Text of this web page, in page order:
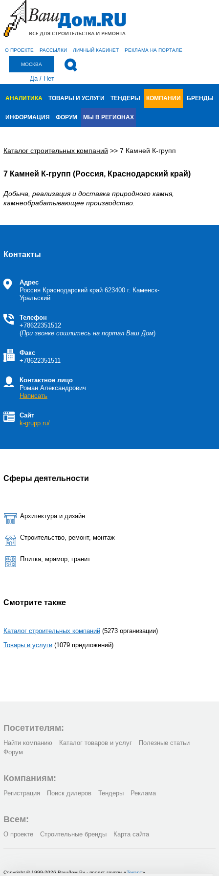
О ПРОЕКТЕ РАССЫЛКИ ЛИЧНЫЙ КАБИНЕТ РЕКЛАМА НА ПОРТАЛЕ
МОСКВА
Да/ Нет
АНАЛИТИКА ТОВАРЫ И УСЛУГИ ТЕНДЕРЫ КОМПАНИИ БРЕНДЫ
ИНФОРМАЦИЯ ФОРУМ МЫ В РЕГИОНАХ
Каталог строительных компаний >> 7 Камней К-групп
7 Камней К-групп (Россия, Краснодарский край)
Добыча, реализация и доставка природного камня,
камнеобрабатывающее производство.
Контакты
Адрес
Россия Краснодарский край 623400 г. Каменск-
Уральский
Телефон
+78622351512
(При звонке сошлитесь на портал Ваш Дом)
Факс
+78622351511
Контактное лицо
Роман Александрович
Написать
Сайт
k-grupp.ru/
Сферы деятельности
Архитектура и дизайн
Строительство, ремонт, монтаж
Плитка, мрамор, гранит
Смотрите также
Каталог строительных компаний (5273 организации)
Товары и услуги (1079 предложений)
Посетителям:
Найти компанию Каталог товаров и услуг
Полезные статьи
Форум
Компаниям:
Регистрация Поиск дилеров Тендеры Реклама
Всем:
О проекте Строительные бренды Карта сайта
Copyright © 1999-2026 ВашДом.Ру - проект группы «Текарт»